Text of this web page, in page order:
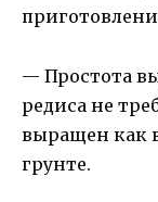
— Простота
редиса не
выращен как
грунте.